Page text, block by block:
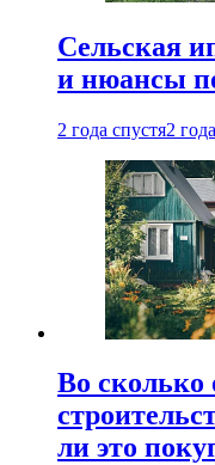
Сельская
и нюансы
2 года спустя2
Во сколько
ли это